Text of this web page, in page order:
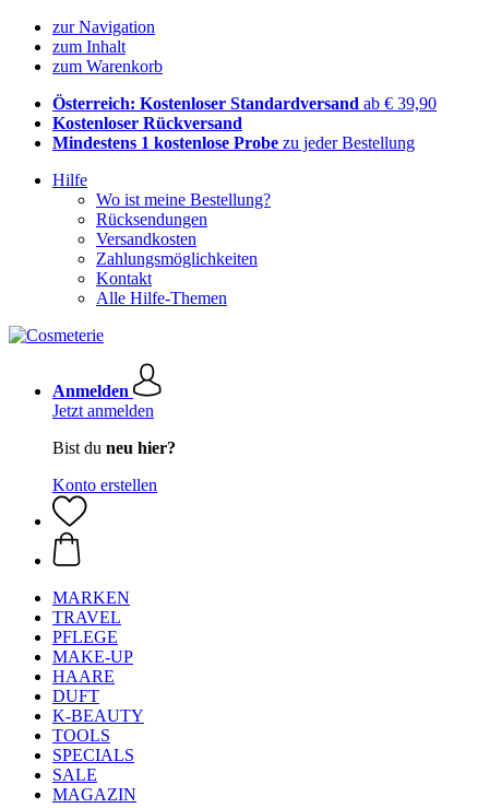
zur Navigation
zum Inhalt
zum Warenkorb
Österreich: Kostenloser Standardversand ab € 39,90
Kostenloser Rückversand
Mindestens 1 kostenlose Probe zu jeder Bestellung
Hilfe
Wo ist meine Bestellung?
Rücksendungen
Versandkosten
Zahlungsmöglichkeiten
Kontakt
Alle Hilfe-Themen
Anmelden
Jetzt anmelden
Bist du neu hier?
Konto erstellen
MARKEN
TRAVEL
PFLEGE
MAKE-UP
HAARE
DUFT
K-BEAUTY
TOOLS
SPECIALS
SALE
MAGAZIN